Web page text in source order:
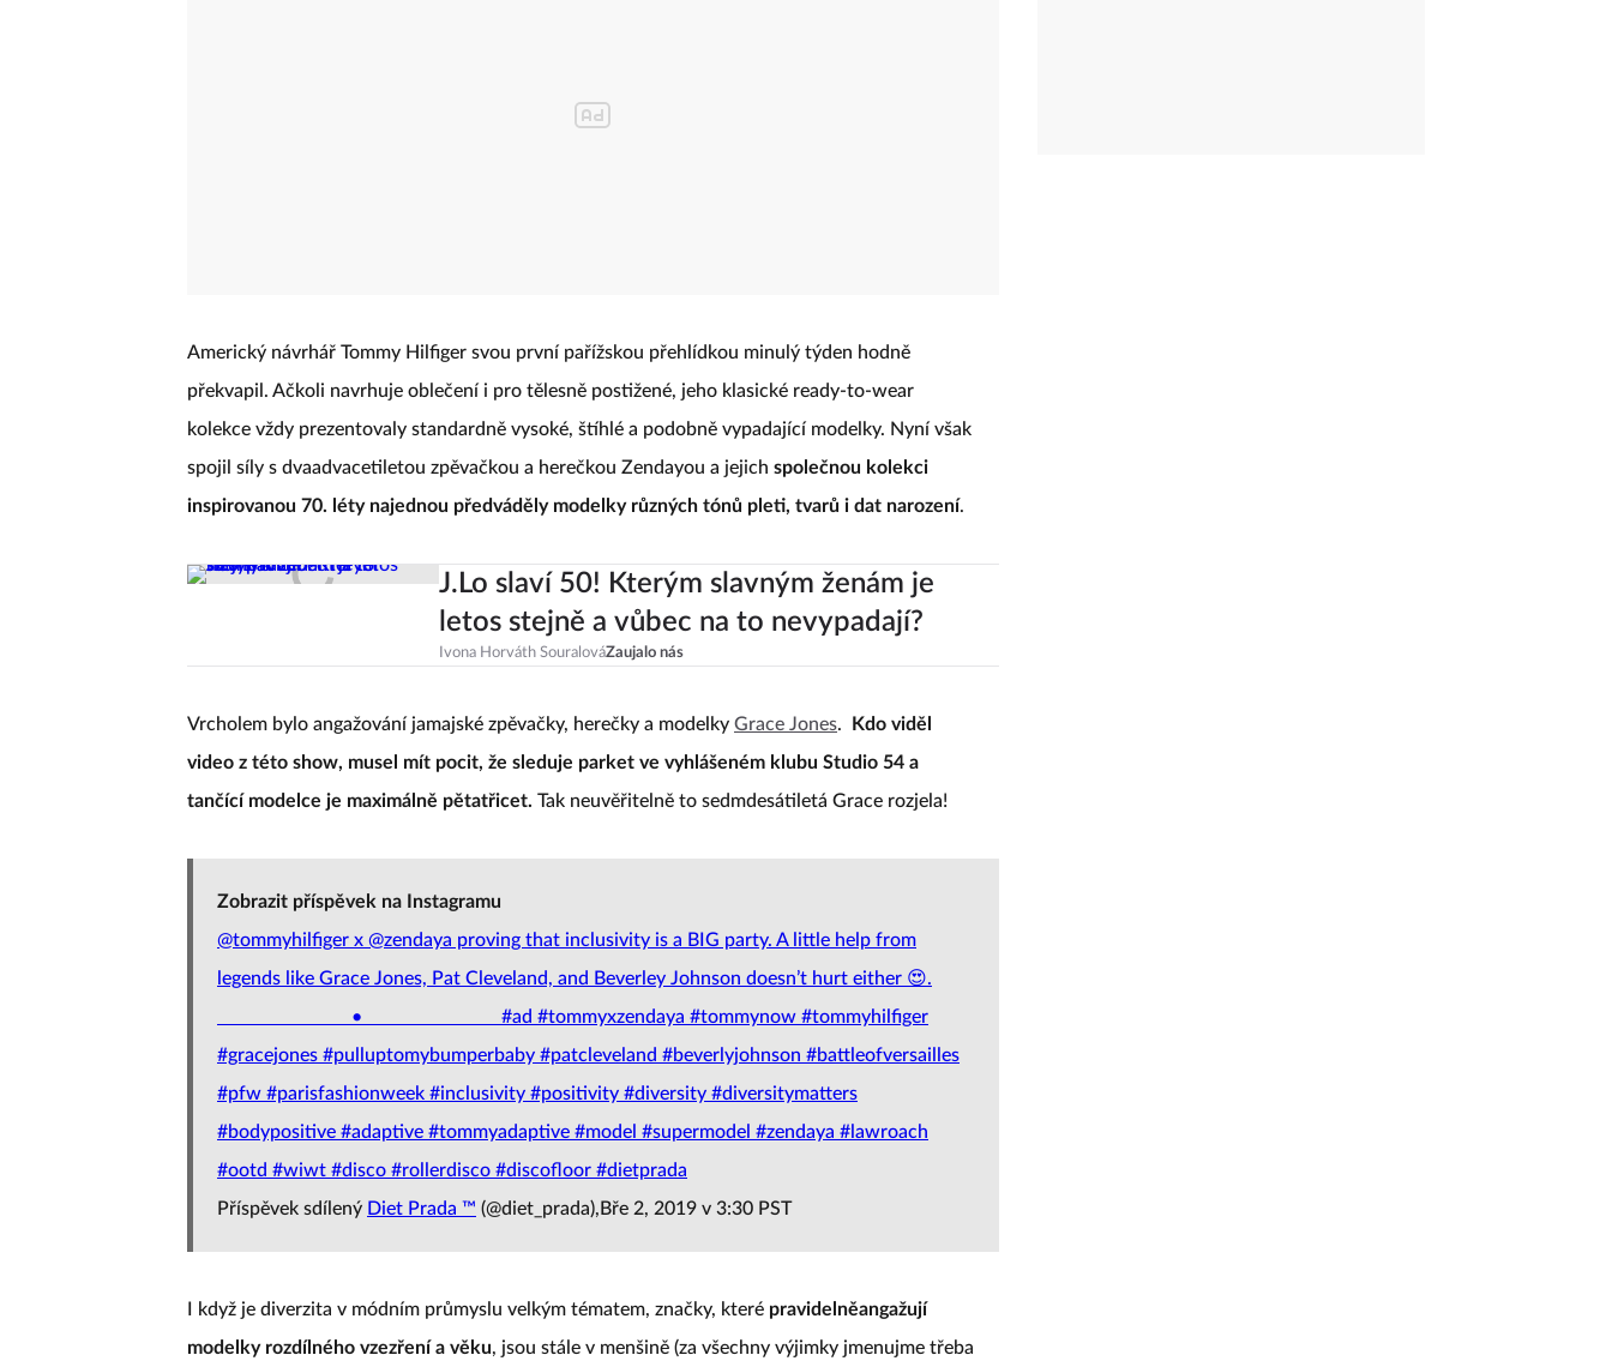
Americký návrhář Tommy Hilfiger svou první pařížskou přehlídkou minulý týden hodně
překvapil. Ačkoli navrhuje oblečení i pro tělesně postižené, jeho klasické ready-to-wear
kolekce vždy prezentovaly standardně vysoké, štíhlé a podobně vypadající modelky. Nyní však
spojil síly s dvaadvacetiletou zpěvačkou a herečkou Zendayou a jejich společnou kolekci
inspirovanou 70. léty najednou předváděly modelky různých tónů pleti, tvarů i dat narození.
J.Lo slaví 50! Kterým slavným ženám je
letos stejně a vůbec na to nevypadají?
Ivona Horváth SouralováZaujalo nás
Vrcholem bylo angažování jamajské zpěvačky, herečky a modelky Grace Jones.
Kdo viděl
video z této show, musel mít pocit, že sleduje parket ve vyhlášeném klubu Studio 54 a
tančící modelce je maximálně pětatřicet. Tak neuvěřitelně to sedmdesátiletá Grace rozjela!
Zobrazit příspěvek na Instagramu
@tommyhilfiger x @zendaya proving that inclusivity is a BIG party. A little help from
legends like Grace Jones, Pat Cleveland, and Beverley Johnson doesn’t hurt either 😍.
⠀⠀⠀⠀⠀⠀⠀⠀⠀ • ⠀⠀⠀⠀⠀⠀⠀⠀⠀ #ad #tommyxzendaya #tommynow #tommyhilfiger
#gracejones #pulluptomybumperbaby #patcleveland #beverlyjohnson #battleofversailles
#pfw #parisfashionweek #inclusivity #positivity #diversity #diversitymatters
#bodypositive #adaptive #tommyadaptive #model #supermodel #zendaya #lawroach
#ootd #wiwt #disco #rollerdisco #discofloor #dietprada
Příspěvek sdílený Diet Prada ™ (@diet_prada),Bře 2, 2019 v 3:30 PST
I když je diverzita v módním průmyslu velkým tématem, značky, které pravidelněangažují
modelky rozdílného vzezření a věku, jsou stále v menšině (za všechny výjimky jmenujme třeba